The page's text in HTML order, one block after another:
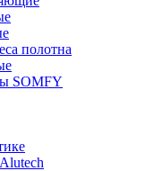
полотна
SOMFY